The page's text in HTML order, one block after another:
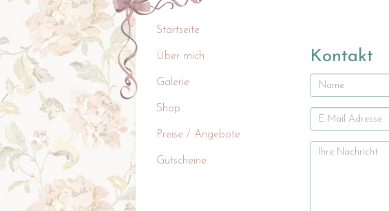
Startseite
Über mich
Galerie
Shop
Preise / Angebote
Gutscheine
Kontakt
Name
Mail
Ihre